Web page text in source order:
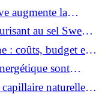
augmente la
?au sel Sweet
?
: coûts, budget et
sont
naturelle